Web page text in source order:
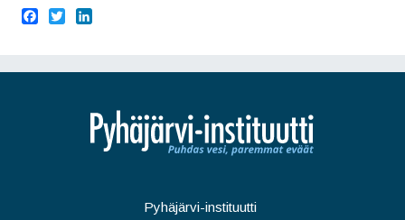
I
n
Pyhäjärvi-instituutti